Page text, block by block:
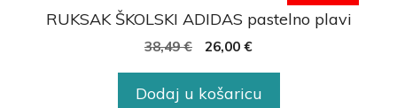
RUKSAK ŠKOLSKI ADIDAS pastelno plavi
38,49€ 26,00 €
Dodaj u košaricu